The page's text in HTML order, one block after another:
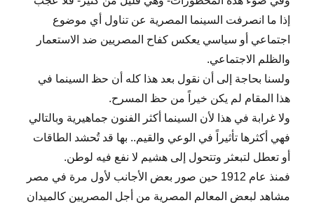
إذا ما انصرفت السينما المصرية عن تناول أي موضوع
اجتماعي أو سياسي يعكس كفاح المصريين ضد الاستعمار
والظلم الاجتماعي.
ولسنا بحاجة إلى أن نقول بعد هذا كله أن حظ السينما في
هذا المقام لم يكن خيراً من حظ المسرح.
ولا غرابة في هذا لأن السينما أكثر الفنون جماهيرية وبالتالي
فهي أكثرها تأثيراً في الوعي والقيم.. بها قد تُحشد الطاقات
أو تعطل لتبعثر وتتحول إلى هشيم لا نفع فيه لوطن.
فمنذ عام 1912 حين صور بعض الأجانب لأول مرة في مصر
مشاهد لبعض المعالم المصرية من أجل المصريين كالميدان